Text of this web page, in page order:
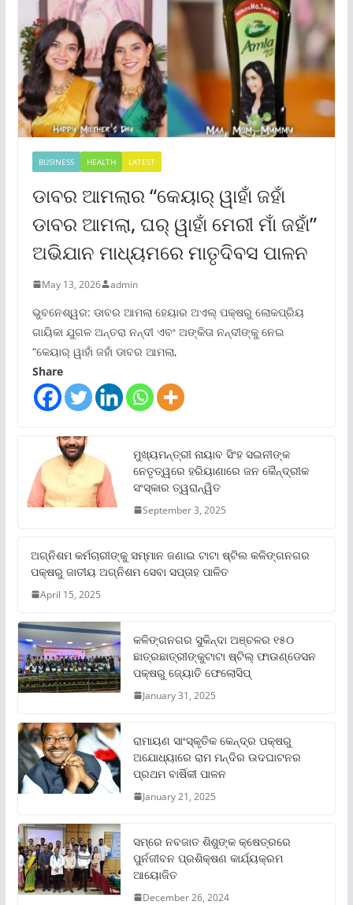
BUSINESS HEALTH LATEST
ଡାବର ଆମଲାର “କେୟାର୍ ୱାହାଁ ଜହାଁ
ଡାବର ଆମଲା, ଘର୍ ୱାହାଁ ମେରୀ ମାଁ ଜହାଁ”
ଅଭିଯାନ ମାଧ୍ୟମରେ ମାତୃଦିବସ ପାଳନ
May 13, 2026 admin
ଭୁବନେଶ୍ୱର: ଡାବର ଆମଲା ହେୟାର ଅଏଲ୍ ପକ୍ଷରୁ ଲୋକପ୍ରିୟ
ଗାୟିକା ଯୁଗଳ ଅନ୍ତରା ନନ୍ଦୀ ଏବଂ ଅଙ୍କିତା ନନ୍ଦୀଙ୍କୁ ନେଇ
“କେୟାର୍ ୱାହାଁ ଜହାଁ ଡାବର ଆମଲା,
Share
ମୁଖ୍ୟମନ୍ତ୍ରୀ ନାୟାବ ସିଂହ ସଇନୀଙ୍କ
ନେତୃତ୍ୱରେ ହରିୟାଣାରେ ଜନ କୈନ୍ଦ୍ରୀକ
ସଂସ୍କାର ତ୍ୱରାନ୍ୱିତ
September 3, 2025
ଅଗ୍ନିଶମ କର୍ମଚାରୀଙ୍କୁ ସମ୍ମାନ ଜଣାଇ ଟାଟା ଷ୍ଟିଲ କଳିଙ୍ଗନଗର
ପକ୍ଷରୁ ଜାତୀୟ ଅଗ୍ନିଶମ ସେବା ସପ୍ତାହ ପାଳିତ
April 15, 2025
କଳିଙ୍ଗନଗର ସୁକିନ୍ଦା ଅଞ୍ଚଳର ୧୫୦
ଛାତ୍ରଛାତ୍ରୀଙ୍କୁଟାଟା ଷ୍ଟିଲ୍ ଫାଉଣ୍ଡେସନ
ପକ୍ଷରୁ ଜ୍ୟୋତି ଫେଲୋସିପ୍‌
January 31, 2025
ରାମାୟଣ ସାଂସ୍କୃତିକ କେନ୍ଦ୍ର ପକ୍ଷରୁ
ଅଯୋଧ୍ୟାରେ ରାମ ମନ୍ଦିର ଉଦଘାଟନର
ପ୍ରଥମ ବାର୍ଷିକୀ ପାଳନ
January 21, 2025
ସମ୍‌ରେ ନବଜାତ ଶିଶୁଙ୍କ କ୍ଷେତ୍ରରେ
ପୁର୍ନଜୀବନ ପ୍ରଶିକ୍ଷଣ କାର୍ଯ୍ୟକ୍ରମ
ଆୟୋଜିତ
December 26, 2024